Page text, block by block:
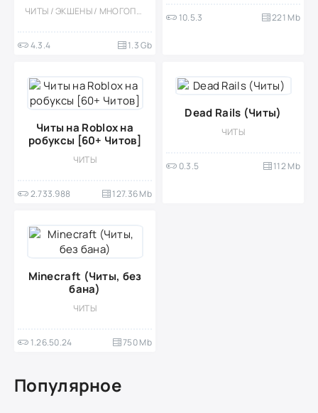
ЧИТЫ / ЭКШЕНЫ / МНОГОПОЛЬЗОВАТЕЛЬСКАЯ / МОД
4.3.4 1.3 Gb
10.5.3 221 Mb
Читы на Roblox на
робуксы [60+ Читов]
ЧИТЫ
2.733.988 127.36 Mb
Dead Rails (Читы)
ЧИТЫ
0.3.5 112 Mb
Minecraft (Читы, без
бана)
ЧИТЫ
1.26.50.24 750 Mb
Популярное